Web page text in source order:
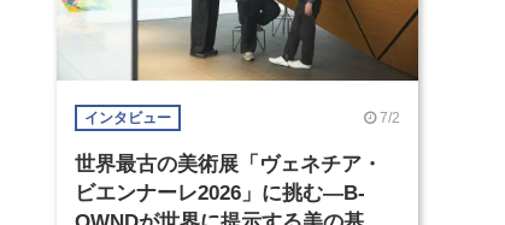
インタビュー 7/2
世界最古の美術展「ヴェネチア・
ビエンナーレ2026」に挑む―B-